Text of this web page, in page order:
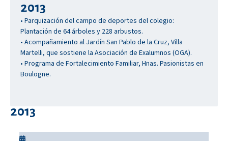
2013
• Parquización del campo de deportes del colegio:
Plantación de 64 árboles y 228 arbustos.
• Acompañamiento al Jardín San Pablo de la Cruz, Villa
Martelli, que sostiene la Asociación de Exalumnos (OGA).
• Programa de Fortalecimiento Familiar, Hnas. Pasionistas en
Boulogne.
2013